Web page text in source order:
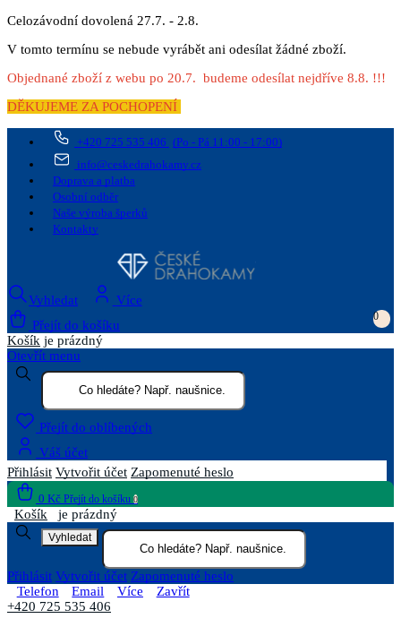
Celozávodní dovolená 27.7. - 2.8.
V tomto termínu se nebude vyrábět ani odesílat žádné zboží.
Objednané zboží z webu po 20.7. budeme odesílat nejdříve 8.8. !!!
DĚKUJEME ZA POCHOPENÍ
+420 725 535 406 (Po - Pá 11:00 - 17:00)
info@ceskedrahokamy.cz
Doprava a platba
Osobní odběr
Naše výroba šperků
Kontakty
Vyhledat
Více
Přejít do košíku
0
Košík je prázdný
Otevřít menu
Přejít do oblíbených
Váš účet
Přihlásit Vytvořit účet Zapomenuté heslo
0 Kč Přejít do košíku 0
Košík je prázdný
Vyhledat
Přihlásit Vytvořit účet Zapomenuté heslo
Telefon
Email Více
Zavřít
+420 725 535 406